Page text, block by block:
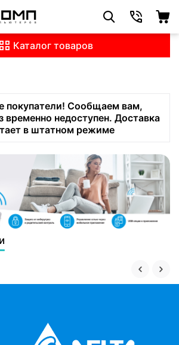
Каталог товаров
покупатели! Сообщаем вам,
временно недоступен. Доставка
в штатном режиме